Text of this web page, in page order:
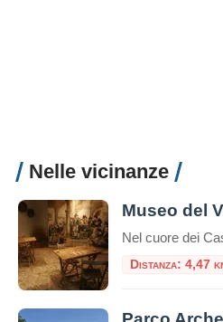
Nelle vicinanze
Museo del
Distanza: 4,47